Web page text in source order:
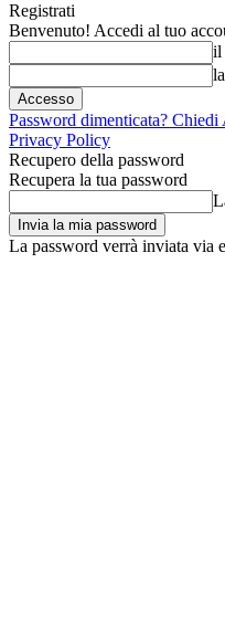
Registrati
Benvenuto! Accedi al tuo
il
Password dimenticata? Chiedi
Privacy Policy
Recupero della password
Recupera la tua password
La password verrà inviata via